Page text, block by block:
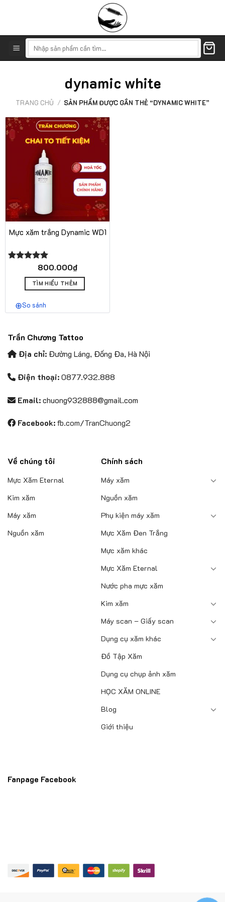
kiếm:
dynamic white
TRANG CHỦ / SẢN PHẨM ĐƯỢC GẮN THẺ “DYNAMIC WHITE”
Mực xăm trắng Dynamic WD1
Được xếp800.000₫
TÌM HIỂU THÊM
So sánh
Trần Chương Tattoo
Địa chỉ: Đường Láng, Đống Đa, Hà Nội
Điện thoại:0877.932.888
Email:chuong932888@gmail.com
Facebook:fb.com/TranChuong2
Về chúng tôi
Mực Xăm Eternal
Kim xăm
Máy xăm
Nguồn xăm
Chính sách
Máy xăm
Nguồn xăm
Phụ kiện máy xăm
Mực Xăm Đen Trắng
Mực xăm khác
Mực Xăm Eternal
Nước pha mực xăm
Kim xăm
Máy scan – Giấy scan
Dụng cụ xăm khác
Đồ Tập Xăm
Dụng cụ chụp ảnh xăm
HỌC XĂM ONLINE
Blog
Giới thiệu
Fanpage Facebook